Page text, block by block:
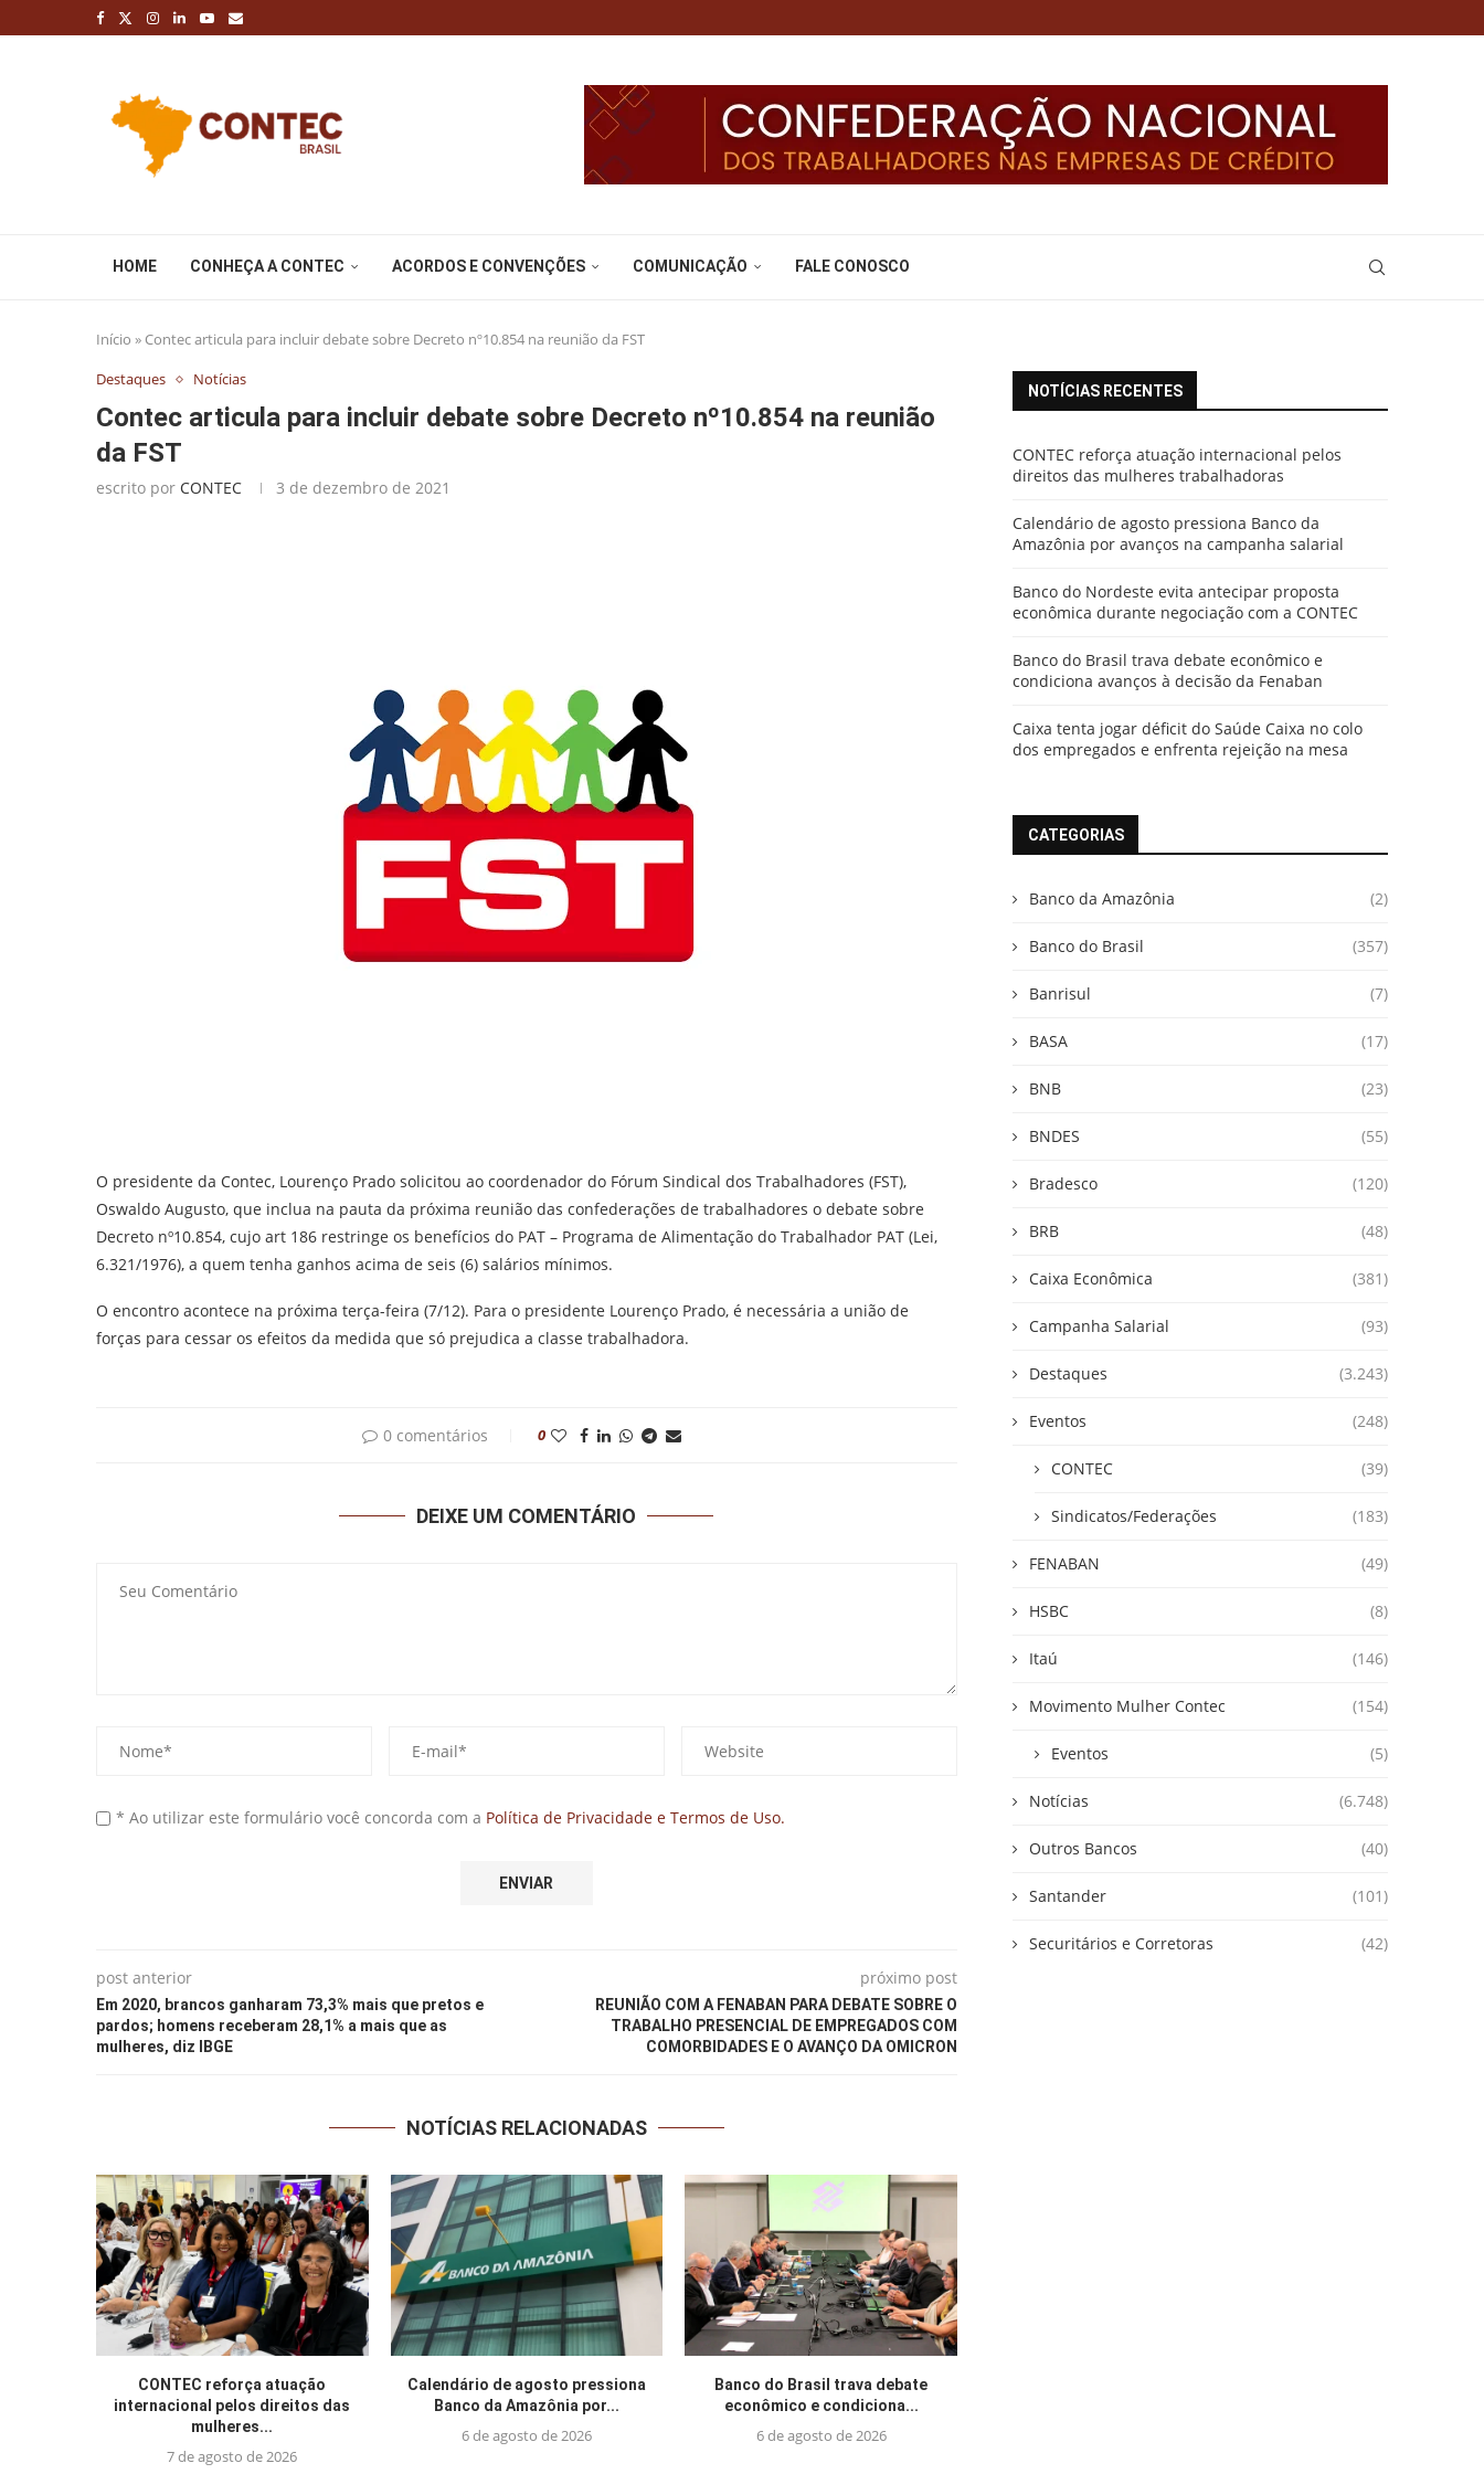
HOME CONHEÇA A CONTEC ACORDOS E CONVENÇÕES COMUNICAÇÃO FALE CONOSCO
Início » Contec articula para incluir debate sobre Decreto nº10.854 na reunião da FST
Destaques
Notícias
Contec articula para incluir debate sobre Decreto nº10.854 na reunião
da FST
escrito por CONTEC 3 de dezembro de 2021
O presidente da Contec, Lourenço Prado solicitou ao coordenador do Fórum Sindical dos Trabalhadores (FST),
Oswaldo Augusto, que inclua na pauta da próxima reunião das confederações de trabalhadores o debate sobre
Decreto nº10.854, cujo art 186 restringe os benefícios do PAT – Programa de Alimentação do Trabalhador PAT (Lei,
6.321/1976), a quem tenha ganhos acima de seis (6) salários mínimos.
O encontro acontece na próxima terça-feira (7/12). Para o presidente Lourenço Prado, é necessária a união de
forças para cessar os efeitos da medida que só prejudica a classe trabalhadora.
0 comentários 0
DEIXE UM COMENTÁRIO
* Ao utilizar este formulário você concorda com a Política de Privacidade e Termos de Uso.
post anterior
Em 2020, brancos ganharam 73,3% mais que pretos e
pardos; homens receberam 28,1% a mais que as
mulheres, diz IBGE
próximo post
REUNIÃO COM A FENABAN PARA DEBATE SOBRE O
TRABALHO PRESENCIAL DE EMPREGADOS COM
COMORBIDADES E O AVANÇO DA OMICRON
NOTÍCIAS RELACIONADAS
CONTEC reforça atuação
internacional pelos direitos das
mulheres...
7 de agosto de 2026
Calendário de agosto pressiona
Banco da Amazônia por...
6 de agosto de 2026
Banco do Brasil trava debate
econômico e condiciona...
6 de agosto de 2026
NOTÍCIAS RECENTES
CONTEC reforça atuação internacional pelos
direitos das mulheres trabalhadoras
Calendário de agosto pressiona Banco da
Amazônia por avanços na campanha salarial
Banco do Nordeste evita antecipar proposta
econômica durante negociação com a CONTEC
Banco do Brasil trava debate econômico e
condiciona avanços à decisão da Fenaban
Caixa tenta jogar déficit do Saúde Caixa no colo
dos empregados e enfrenta rejeição na mesa
CATEGORIAS
Banco da Amazônia (2)
Banco do Brasil (357)
Banrisul (7)
BASA (17)
BNB (23)
BNDES (55)
Bradesco (120)
BRB (48)
Caixa Econômica (381)
Campanha Salarial (93)
Destaques (3.243)
Eventos (248)
CONTEC (39)
Sindicatos/Federações (183)
FENABAN (49)
HSBC (8)
Itaú (146)
Movimento Mulher Contec (154)
Eventos (5)
Notícias (6.748)
Outros Bancos (40)
Santander (101)
Securitários e Corretoras (42)